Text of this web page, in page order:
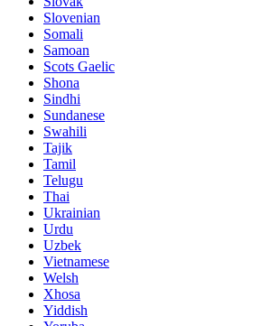
Slovenian
Somali
Samoan
Scots Gaelic
Shona
Sindhi
Sundanese
Swahili
Tajik
Tamil
Telugu
Thai
Ukrainian
Urdu
Uzbek
Vietnamese
Welsh
Xhosa
Yiddish